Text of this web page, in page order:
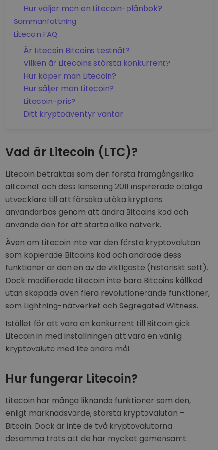
Hur väljer man en Litecoin-plånbok?
Sammanfattning
Litecoin FAQ
Är Litecoin Bitcoins testnät?
Vilken är Litecoins största konkurrent?
Hur köper man Litecoin?
Hur säljer man Litecoin?
Litecoin-pris?
Ditt kryptoäventyr väntar
Vad är Litecoin (LTC)?
Litecoin betraktas som den första framgångsrika
altcoinet och dess lansering 2011 inspirerade otaliga
utvecklare till att försöka utöka kryptons
användarbas genom att ändra Bitcoins kod och
använda den för att starta olika nätverk.
Även om Litecoin inte var den första kryptovalutan
som kopierade Bitcoins kod och ändrade dess
funktioner är den en av de viktigaste (historiskt sett).
Dock modifierade Litecoin inte bara Bitcoins källkod
utan skapade även flera revolutionerande funktioner,
som Lightning-nätverket och Segregated Witness.
Istället för att vara en konkurrent till Bitcoin gick
Litecoin in med inställningen att vara en vänlig
kryptovaluta med lite andra mål.
Hur fungerar Litecoin?
Litecoin har många liknande funktioner som den,
enligt marknadsvärde, största kryptovalutan –
Bitcoin. Dock är inte de två kryptovalutorna
desamma trots att de har mycket gemensamt.